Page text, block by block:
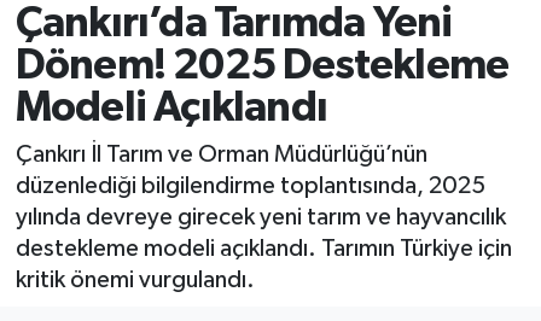
Çankırı’da Tarımda Yeni
Dönem! 2025 Destekleme
Modeli Açıklandı
Çankırı İl Tarım ve Orman Müdürlüğü’nün
düzenlediği bilgilendirme toplantısında, 2025
yılında devreye girecek yeni tarım ve hayvancılık
destekleme modeli açıklandı. Tarımın Türkiye için
kritik önemi vurgulandı.